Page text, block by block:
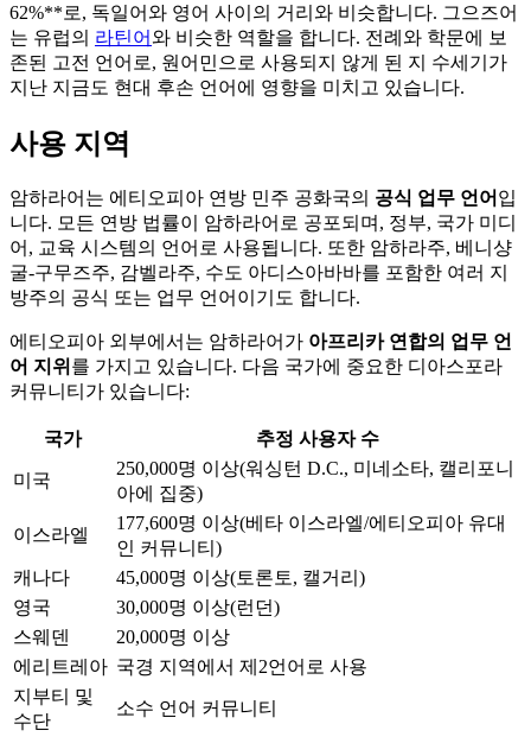
62%**로, 독일어와 영어 사이의 거리와 비슷합니다. 그으즈어
는 유럽의 라틴어와 비슷한 역할을 합니다. 전례와 학문에 보
존된 고전 언어로, 원어민으로 사용되지 않게 된 지 수세기가
지난 지금도 현대 후손 언어에 영향을 미치고 있습니다.
사용 지역
암하라어는 에티오피아 연방 민주 공화국의 공식 업무 언어 입
니다. 모든 연방 법률이 암하라어로 공포되며, 정부, 국가 미디
어, 교육 시스템의 언어로 사용됩니다. 또한 암하라주, 베니샹
굴-구무즈주, 감벨라주, 수도 아디스아바바를 포함한 여러 지
방주의 공식 또는 업무 언어이기도 합니다.
에티오피아 외부에서는 암하라어가 아프리카 연합의 업무 언
어 지위 를 가지고 있습니다. 다음 국가에 중요한 디아스포라
커뮤니티가 있습니다:
국가 추정 사용자 수
미국
250,000명 이상(워싱턴 D.C., 미네소타, 캘리포니
아에 집중)
이스라엘
177,600명 이상(베타 이스라엘/에티오피아 유대
인 커뮤니티)
캐나다
45,000명 이상(토론토, 캘거리)
영국
30,000명 이상(런던)
스웨덴
20,000명 이상
에리트레아 국경 지역에서 제2언어로 사용
지부티 및
수단
소수 언어 커뮤니티